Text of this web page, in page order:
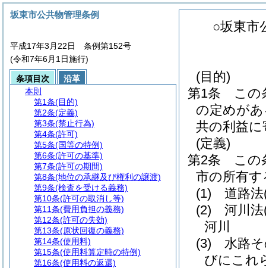
○坂東市
(目的)
第1条
この
の定めが
共の利益
(定義)
第2条
この
市の所有
(1)
道路法
(2)
河川法
河川
(3)
水路
びにこれ
坂東市公共物管理条例
平成17年3月22日 条例第152号
(令和7年6月1日施行)
条項目次
沿革
本則
第1条(目的)
第2条(定義)
第3条(禁止行為)
第4条(許可)
第5条(国等の特例)
第6条(許可の基準)
第7条(許可の期間)
第8条(地位の承継及び権利の譲渡)
第9条(検査を受ける義務)
第10条(許可の取消し等)
第11条(費用負担の義務)
第12条(許可の失効)
第13条(原状回復の義務)
第14条(使用料)
第15条(使用料算定時の特例)
第16条(使用料の返還)